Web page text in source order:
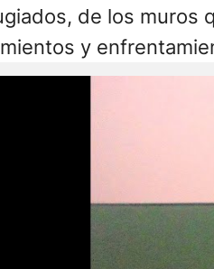
de los muros
y